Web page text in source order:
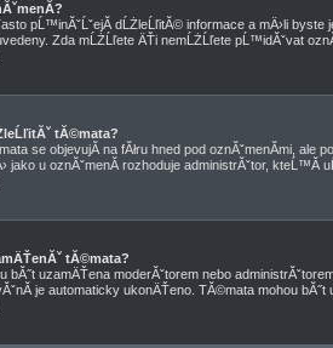
pĹ™inĂˇĹˇejĂ­ dĹŻleĹľitĂ© informace a mÄ›li
Zda mĹŻĹľete ÄŤi nemĹŻĹľete pĹ™idĂˇvat
tĂ©mata?
se objevujĂ­ na fĂłru hned pod oznĂˇmenĂ­mi,
jako u oznĂˇmenĂ­ rozhoduje administrĂˇtor, kteĹ™Ă­
tĂ©mata?
bĂ˝t uzamÄŤena moderĂˇtorem nebo
je automaticky ukonÄŤeno. TĂ©mata mohou